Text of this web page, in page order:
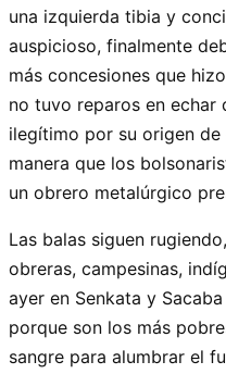
una izquierda tibia y
auspicioso, finalmente
más concesiones que
no tuvo reparos en echar
ilegítimo por su origen
manera que los
un obrero metalúrgico
Las balas siguen
obreras, campesinas,
ayer en Senkata y
porque son los más
sangre para alumbrar el